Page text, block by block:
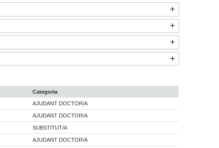
Categoria
AJUDANT DOCTOR/A
AJUDANT DOCTOR/A
SUBSTITUT/A
AJUDANT DOCTOR/A